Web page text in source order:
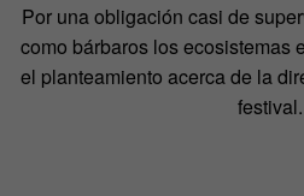
Por una obligación casi de
como bárbaros los ecosistemas
el planteamiento acerca de la
festival.